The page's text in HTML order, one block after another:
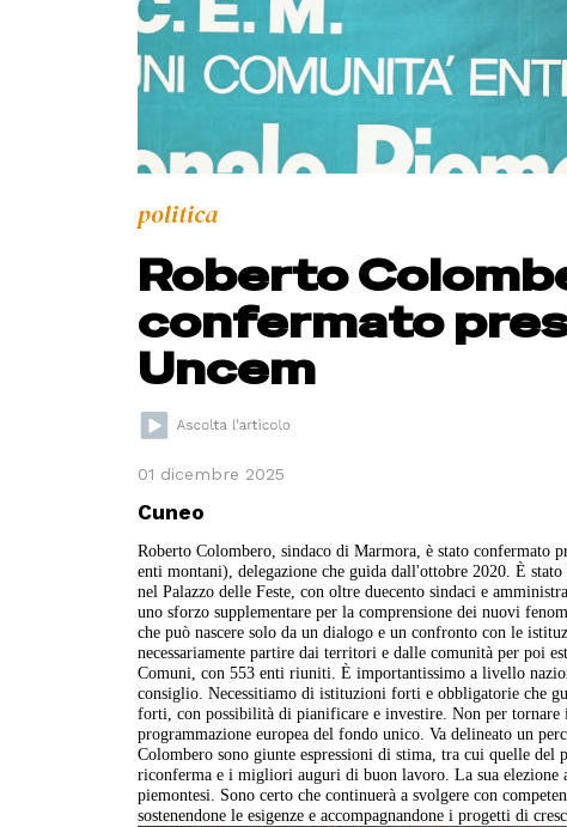
politica
Roberto
confermato
Uncem
01 dicembre 2025
Cuneo
Roberto Colombero, sindaco di Marmora, è stato confermato
enti montani), delegazione che guida dall'ottobre 2020. È
nel Palazzo delle Feste, con oltre duecento sindaci e
uno sforzo supplementare per la comprensione dei nuovi
che può nascere solo da un dialogo e un confronto con le
necessariamente partire dai territori e dalle comunità per poi
Comuni, con 553 enti riuniti. È importantissimo a livello
consiglio. Necessitiamo di istituzioni forti e obbligatorie che
forti, con possibilità di pianificare e investire. Non per tornare
programmazione europea del fondo unico. Va delineato un
Colombero sono giunte espressioni di stima, tra cui quelle
riconferma e i migliori auguri di buon lavoro. La sua
piemontesi. Sono certo che continuerà a svolgere con
sostenendone le esigenze e accompagnandone i progetti di